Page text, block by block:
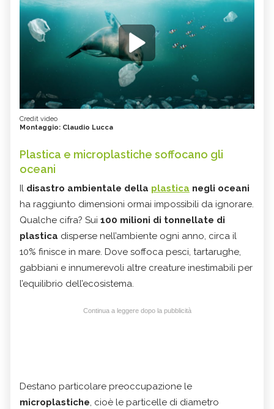
Credit video
Montaggio: Claudio Lucca
Plastica e microplastiche soffocano gli
oceani
Il disastro ambientale della plastica negli oceani
ha raggiunto dimensioni ormai impossibili da ignorare.
Qualche cifra? Sui 100 milioni di tonnellate di
plastica disperse nell’ambiente ogni anno, circa il
10% finisce in mare. Dove soffoca pesci, tartarughe,
gabbiani e innumerevoli altre creature inestimabili per
l’equilibrio dell’ecosistema.
Continua a leggere dopo la pubblicità
Destano particolare preoccupazione le
microplastiche, cioè le particelle di diametro